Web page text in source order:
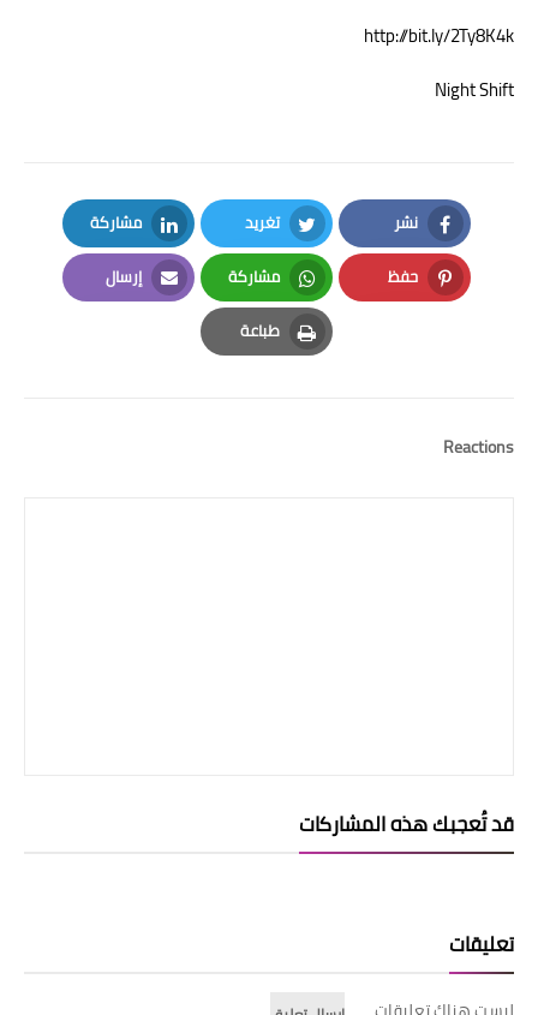
http://bit.ly/2Ty8K4k
Night Shift
نشر
Facebook
تغريد
Twitter
مشاركة
LinkedIn
حفظ
Pinterest
مشاركة
Whatsapp
إرسال
Email
طباعة
Print
Reactions
قد تُعجبك هذه المشاركات
تعليقات